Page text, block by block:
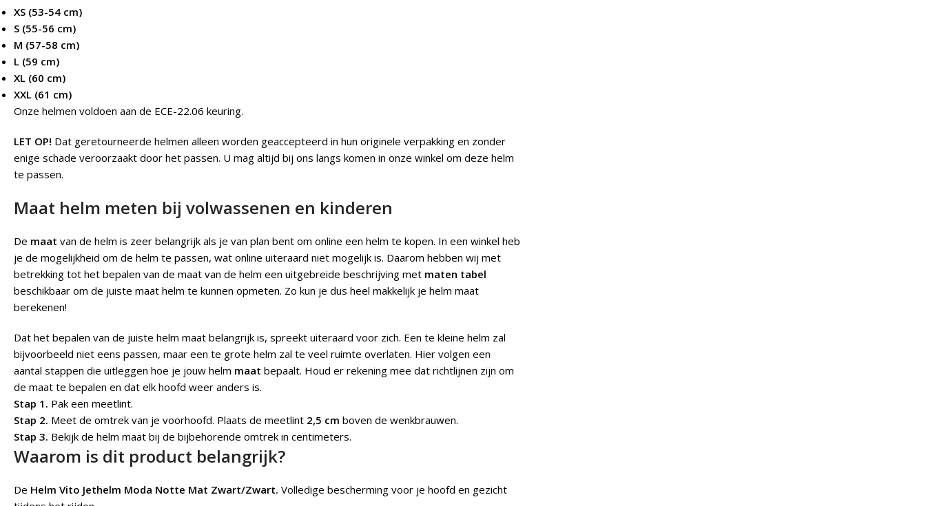
XS (53-54 cm)
S (55-56 cm)
M (57-58 cm)
L (59 cm)
XL (60 cm)
XXL (61 cm)
Onze helmen voldoen aan de ECE-22.06 keuring.
LET OP! Dat geretourneerde helmen alleen worden geaccepteerd in hun originele verpakking en zonder
enige schade veroorzaakt door het passen. U mag altijd bij ons langs komen in onze winkel om deze helm
te passen.
Maat helm meten bij volwassenen en kinderen
De maat van de helm is zeer belangrijk als je van plan bent om online een helm te kopen. In een winkel heb
je de mogelijkheid om de helm te passen, wat online uiteraard niet mogelijk is. Daarom hebben wij met
betrekking tot het bepalen van de maat van de helm een uitgebreide beschrijving met maten tabel
beschikbaar om de juiste maat helm te kunnen opmeten. Zo kun je dus heel makkelijk je helm maat
berekenen!
Dat het bepalen van de juiste helm maat belangrijk is, spreekt uiteraard voor zich. Een te kleine helm zal
bijvoorbeeld niet eens passen, maar een te grote helm zal te veel ruimte overlaten. Hier volgen een
aantal stappen die uitleggen hoe je jouw helm maat bepaalt. Houd er rekening mee dat richtlijnen zijn om
de maat te bepalen en dat elk hoofd weer anders is.
Stap 1. Pak een meetlint.
Stap 2. Meet de omtrek van je voorhoofd. Plaats de meetlint 2,5 cm boven de wenkbrauwen.
Stap 3. Bekijk de helm maat bij de bijbehorende omtrek in centimeters.
Waarom is dit product belangrijk?
De Helm Vito Jethelm Moda Notte Mat Zwart/Zwart. Volledige bescherming voor je hoofd en gezicht